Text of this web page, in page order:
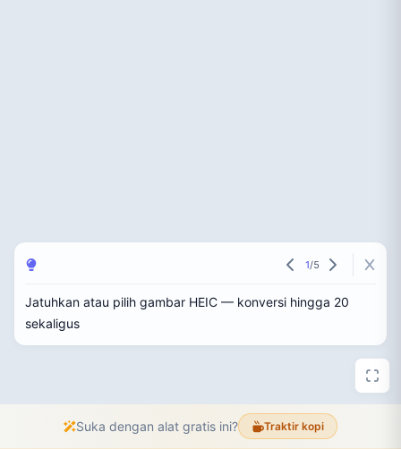
Jatuhkan atau pilih gambar HEIC — konversi hingga 20
sekaligus
1/5
Suka dengan alat gratis ini? Traktir kopi